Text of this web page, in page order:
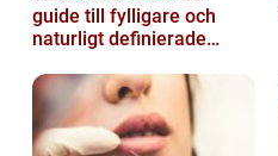
guide till fylligare och
naturligt definierade